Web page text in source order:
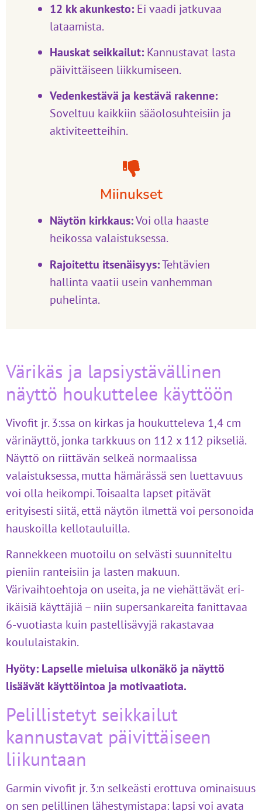
12 kk akunkesto: Ei vaadi jatkuvaa
lataamista.
Hauskat seikkailut: Kannustavat lasta
päivittäiseen liikkumiseen.
Vedenkestävä ja kestävä rakenne:
Soveltuu kaikkiin sääolosuhteisiin ja
aktiviteetteihin.
Miinukset
Näytön kirkkaus:Voi olla haaste
heikossa valaistuksessa.
Rajoitettu itsenäisyys:Tehtävien
hallinta vaatii usein vanhemman
puhelinta.
Värikäs ja lapsiystävällinen
näyttö houkuttelee käyttöön
Vivofit jr. 3:ssa on kirkas ja houkutteleva 1,4 cm
värinäyttö, jonka tarkkuus on 112 x 112 pikseliä.
Näyttö on riittävän selkeä normaalissa
valaistuksessa, mutta hämärässä sen luettavuus
voi olla heikompi. Toisaalta lapset pitävät
erityisesti siitä, että näytön ilmettä voi personoida
hauskoilla kellotauluilla.
Rannekkeen muotoilu on selvästi suunniteltu
pieniin ranteisiin ja lasten makuun.
Värivaihtoehtoja on useita, ja ne viehättävät eri-
ikäisiä käyttäjiä – niin supersankareita fanittavaa
6-vuotiasta kuin pastellisävyjä rakastavaa
koululaistakin.
Hyöty: Lapselle mieluisa ulkonäkö ja näyttö
lisäävät käyttöintoa ja motivaatiota.
Pelillistetyt seikkailut
kannustavat päivittäiseen
liikuntaan
Garmin vivofit jr. 3:n selkeästi erottuva ominaisuus
on sen pelillinen lähestymistapa: lapsi voi avata